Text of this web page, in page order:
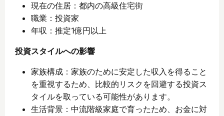
現在の住居：都内の高級住宅街
職業：投資家
年収：推定1億円以上
投資スタイルへの影響
家族構成：家族のために安定した収入を得ること
を重視するため、比較的リスクを回避する投資ス
タイルを取っている可能性があります。
生活背景：中流階級家庭で育ったため、お金に対